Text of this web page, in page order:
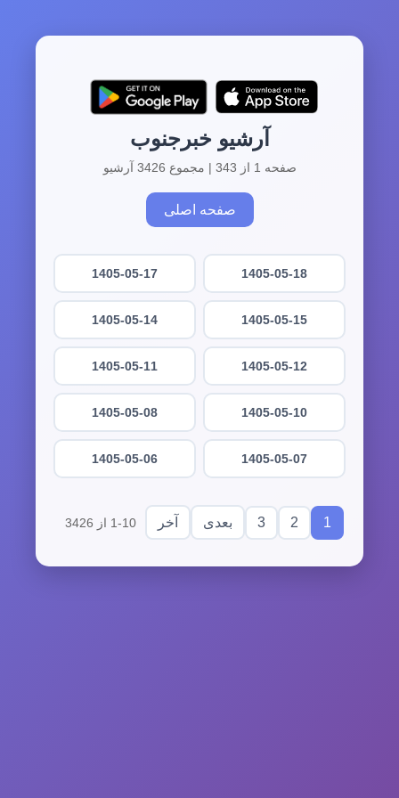
آرشیو خبرجنوب
صفحه 1 از 343 | مجموع 3426 آرشیو
صفحه اصلی
1405-05-18
1405-05-17
1405-05-15
1405-05-14
1405-05-12
1405-05-11
1405-05-10
1405-05-08
1405-05-07
1405-05-06
1
2
3 بعدی آخر 1-10 از 3426